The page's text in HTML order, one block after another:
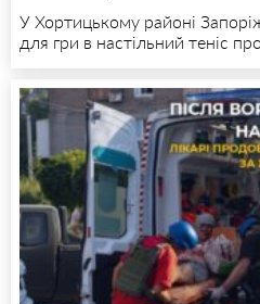
У Хортицькому районі
для гри в настільний теніс